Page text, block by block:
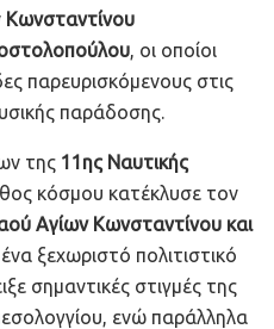
Κωνσταντίνου
, οι οποίοι
παρευρισκόμενους στις
παράδοσης.
της 11ης Ναυτικής
κόσμου κατέκλυσε τον
Αγίων Κωνσταντίνου και
ξεχωριστό πολιτιστικό
σημαντικές στιγμές της
ενώ παράλληλα